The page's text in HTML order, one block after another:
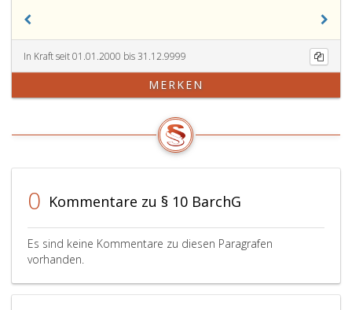
Absatz
2,
Ziffer
Berücksichtigung
Benutzungszweckes
dem
und
die
In Kraft seit 01.01.2000 bis 31.12.9999
MERKEN
0 Kommentare zu § 10 BarchG
Es sind keine Kommentare zu diesen Paragrafen
vorhanden.